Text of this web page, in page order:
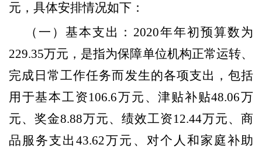
元，具体安排情况如下：
（一）基本支出： 2020年年初预算数为
229.35万元，是指为保障单位机构正常运转、
完成日常工作任务而发生的各项支出，包括
用于基本工资106.6万元、津贴补贴48.06万
元、奖金8.88万元、绩效工资12.44万元、商
品服务支出43.62万元、对个人和家庭补助